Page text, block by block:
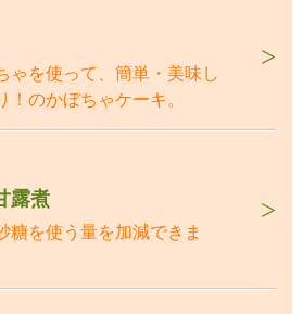
ゃを使って、簡単・美味し
！のかぼちゃケーキ。
露煮
糖を使う量を加減できま